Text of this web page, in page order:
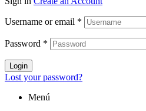
Username or email *
Password *
Login
Lost your password?
Menú